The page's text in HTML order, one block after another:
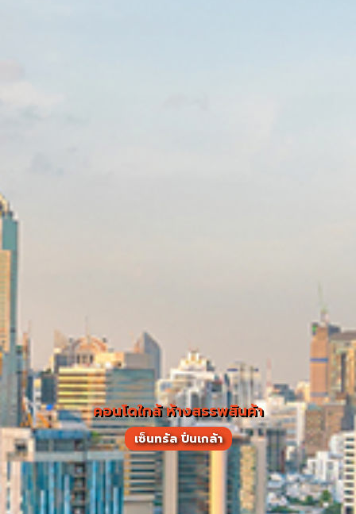
คอนโดใกล้ ห้างสรรพสินค้า
เซ็นทรัล ปิ่นเกล้า